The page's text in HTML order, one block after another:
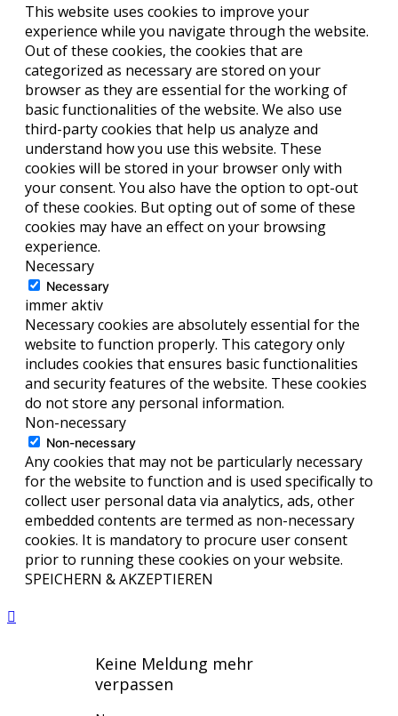
This website uses cookies to improve your
experience while you navigate through the website.
Out of these cookies, the cookies that are
categorized as necessary are stored on your
browser as they are essential for the working of
basic functionalities of the website. We also use
third-party cookies that help us analyze and
understand how you use this website. These
cookies will be stored in your browser only with
your consent. You also have the option to opt-out
of these cookies. But opting out of some of these
cookies may have an effect on your browsing
experience.
Necessary
Necessary
immer aktiv
Necessary cookies are absolutely essential for the
website to function properly. This category only
includes cookies that ensures basic functionalities
and security features of the website. These cookies
do not store any personal information.
Non-necessary
Non-necessary
Any cookies that may not be particularly necessary
for the website to function and is used specifically to
collect user personal data via analytics, ads, other
embedded contents are termed as non-necessary
cookies. It is mandatory to procure user consent
prior to running these cookies on your website.
SPEICHERN & AKZEPTIEREN
Keine Meldung mehr
verpassen